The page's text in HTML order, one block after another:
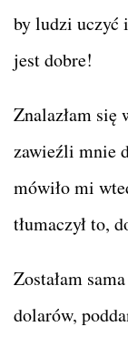
by ludzi uczyć
jest dobre!
Znalazłam się
zawieźli mnie
mówiło mi
tłumaczył to,
Zostałam
dolarów,